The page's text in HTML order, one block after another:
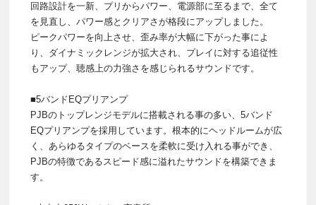
回路設計を一新、プリからパワー、電源部に至るまで、全て
を見直し、パワー感とクリアさが格段にアップしました。
ピークパワーを向上させ、歪み率が大幅に下がった事によ
り、ダイナミックレンジが拡大され、プレイに対する追従性
もアップ、聴感上の力強さを感じられるサウンドです。
■5バンドEQプリアンプ
PJBのトップレンジモデルに搭載される事の多い、5バンド
EQプリアンプを採用しています。根本的にヘッドルームが広
く、あらゆるタイプのベースを柔軟に受け入れる事ができ、
PJBの特徴であるスピード感に溢れたサウンドを構築できま
す。